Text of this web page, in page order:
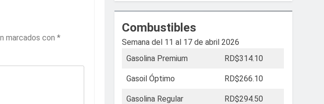
marcados con *
Combustibles
Semana del 11 al 17 de abril 2026
Gasolina Premium
RD$314.10
Gasoil Óptimo RD$266.10
Gasolina Regular RD$294.50